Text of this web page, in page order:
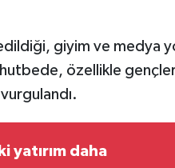
giyim ve medya
hutbede, özellikle
yatırım daha